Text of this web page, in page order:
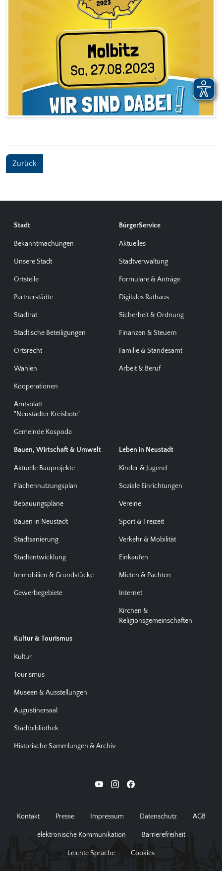
Zurück
Stadt
Bekanntmachungen
Unsere Stadt
Ortsteile
Partnerstädte
Stadtrat
Städtische Beteiligungen
Ortsrecht
Wahlen
Kooperationen
Amtsblatt
"Neustädter Kreisbote"
Gemeinde Kospoda
BürgerService
Aktuelles
Stadtverwaltung
Formulare & Anträge
Digitales Rathaus
Sicherheit & Ordnung
Finanzen & Steuern
Familie & Standesamt
Arbeit & Beruf
Bauen, Wirtschaft & Umwelt
Aktuelle Bauprojekte
Flächennutzungsplan
Bebauungspläne
Bauen in Neustadt
Stadtsanierung
Stadtentwicklung
Immobilien & Grundstücke
Gewerbegebiete
Leben in Neustadt
Kinder & Jugend
Soziale Einrichtungen
Vereine
Sport & Freizeit
Verkehr & Mobilität
Einkaufen
Mieten & Pachten
Internet
Kirchen &
Religionsgemeinschaften
Kultur & Tourismus
Kultur
Tourismus
Museen & Ausstellungen
Augustinersaal
Stadtbibliothek
Historische Sammlungen & Archiv
Kontakt Presse Impressum Datenschutz AGB
elektronische Kommunikation Barrierefreiheit
Leichte Sprache Cookies